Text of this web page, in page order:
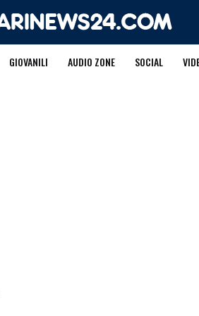
GIOVANILI AUDIO ZONE SOCIAL